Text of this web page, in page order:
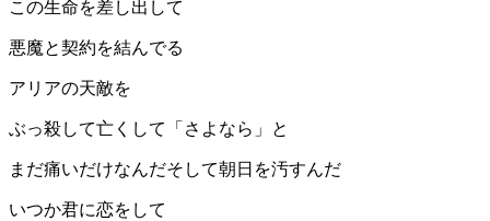
この生命を差し出して
悪魔と契約を結んでる
アリアの天敵を
ぶっ殺して亡くして「さよなら」と
まだ痛いだけなんだそして朝日を汚すんだ
いつか君に恋をして